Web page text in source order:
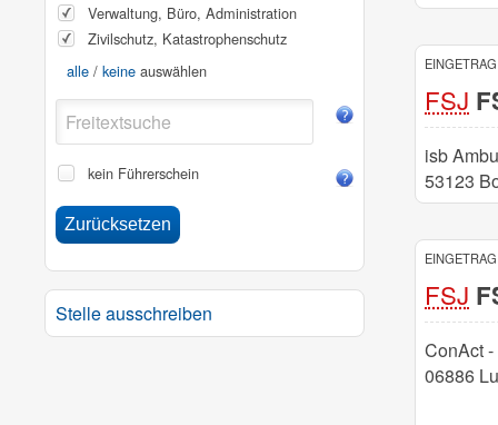
Verwaltung, Büro, Administration
Zivilschutz, Katastrophenschutz
alle / keine auswählen
kein Führerschein
Stelle ausschreiben
FSJ
isb
53123
FSJ
ConAct
06886